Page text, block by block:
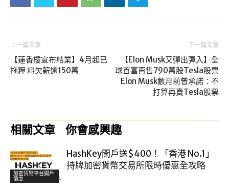
上一篇文章
【蓮香樓宣布結業】4月起已
拖糧 料欠薪逾150萬
下一篇文章
【Elon Musk又彈出彈入】全
球首富再售790萬股Tesla股票
Elon Musk數月前曾承諾：不
打算再賣Tesla股票
相關文章 你會感興趣
加密貨幣平台開戶
優惠
HashKey開戶送$400！「香港 No.1」
持牌加密貨幣交易所限時優惠全攻略